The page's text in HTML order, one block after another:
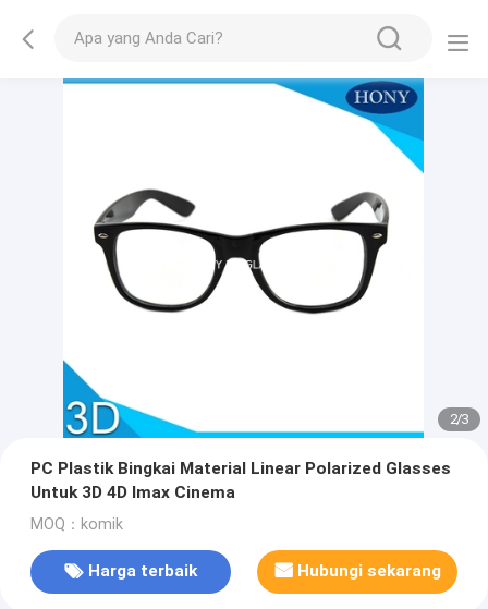
2/3
PC Plastik Bingkai Material Linear Polarized Glasses
Untuk 3D 4D Imax Cinema
MOQ：komik
Harga terbaik Hubungi sekarang